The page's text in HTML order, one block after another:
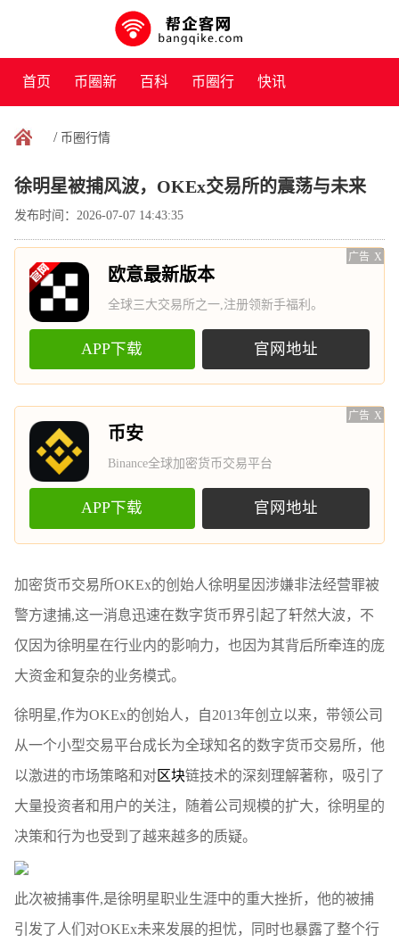
首页 币圈新
闻
百科 币圈行 快讯
/ 币圈行情
徐明星被捕风波，OKEx交易所的震荡与未来
发布时间：2026-07-07 14:43:35
广告 X
欧意最新版本
全球三大交易所之一,注册领新手福利。
APP下载 官网地址
广告 X
币安
Binance全球加密货币交易平台
APP下载 官网地址
加密货币交易所OKEx的创始人徐明星因涉嫌非法经营罪被
警方逮捕,这一消息迅速在数字货币界引起了轩然大波，不
仅因为徐明星在行业内的影响力，也因为其背后所牵连的庞
大资金和复杂的业务模式。
徐明星,作为OKEx的创始人，自2013年创立以来，带领公司
从一个小型交易平台成长为全球知名的数字货币交易所，他
以激进的市场策略和对区块链技术的深刻理解著称，吸引了
大量投资者和用户的关注，随着公司规模的扩大，徐明星的
决策和行为也受到了越来越多的质疑。
此次被捕事件,是徐明星职业生涯中的重大挫折，他的被捕
引发了人们对OKEx未来发展的担忧，同时也暴露了整个行